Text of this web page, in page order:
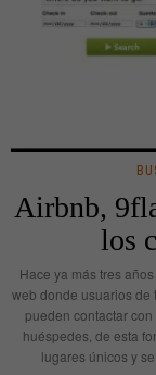
Airbnb,
los
Hace ya más tres
web donde usuarios de
pueden contactar
huéspedes, de esta
lugares únicos y